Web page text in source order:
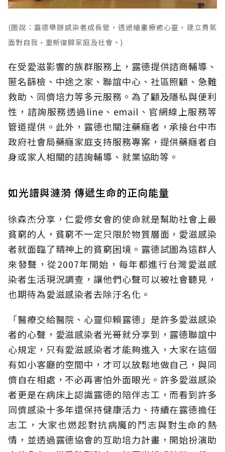
(圖說：露德舉辦感染者成長營，透過繪畫療癒心靈，建立勇氣
面對自我，重新復歸家庭及社會。)
在受愛滋影響的族群服務上，露德提供諮商輔導、
匿名篩檢、中途之家、聯誼中心、社區照顧、急難
救助、同儕培力等多元服務。為了顧及隱私與便利
性，諮詢服務透過line、email、官網線上服務等
管道提供。此外，露德也關注藥癮者，承接台中市
政府社會局藥癮家庭支持服務專案，提供藥癮者自
身或家人相關的諮詢輔導、就業協助等。
如光譜與漣漪 傳遞生命的正向能量
徐森杰分享，仁愛修女會的使命就是幫助社會上最
貧窮的人，貧窮不一定只限於物質層面，愛滋感染
者就面臨了精神上的貧窮困境。露德試圖為這群人
來發聲，從2007年開始，每年都進行台灣愛滋感
染者生活現況調查，讓他們心聲可以被社會聽見，
也期待為愛滋感染者去除汙名化。
「醫療交給醫院、心靈仰賴露德」是許多愛滋感染
者的心聲，愛滋感染者光哥就分享到，露德聯誼中
心規定，只有愛滋感染者才能夠進入，大家在這個
有如小客廳的空間中，才可以放鬆地做自己，與同
儕自在相處，不必再害怕外面眼光。許多愛滋感染
者更是在病床上認識露德的陪伴志工，而看到許多
同儕感染十多年還保持健康活力、持續在露德擔任
志工，大家也燃起對抗病魔的鬥志與對生命的熱
情，並透過露德協會的互助培力計畫，開始扮演助